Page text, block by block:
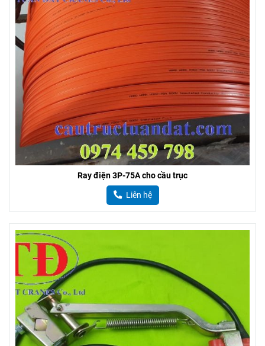
Ray điện 3P-75A cho cầu trục
Liên hệ